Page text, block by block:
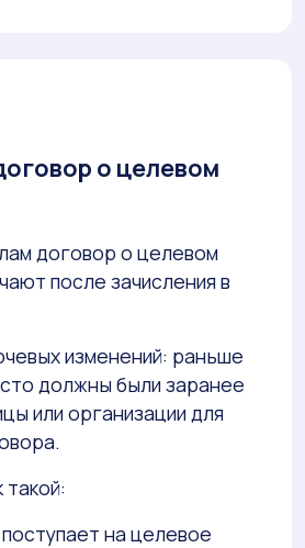
о целевом
договор о целевом
после зачисления в
изменений: раньше
должны были заранее
или организации для
на целевое